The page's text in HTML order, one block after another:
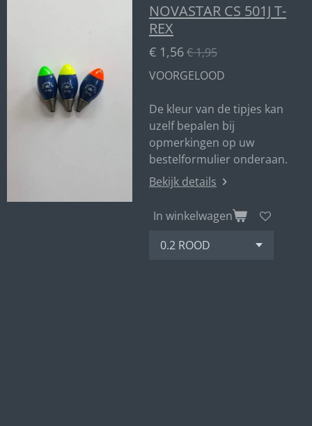
NOVASTAR CS 501J T-
REX
€ 1,56€ 1,95
VOORGELOOD
De kleur van de tipjes kan
uzelf bepalen bij
opmerkingen op uw
bestelformulier onderaan.
Bekijk details
In winkelwagen